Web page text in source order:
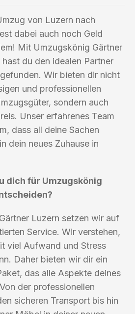
von Luzern nach
dabei auch noch Geld
Mit Umzugskönig Gärtner
du den idealen Partner
Wir bieten dir nicht
und professionellen
sondern auch
Unser erfahrenes Team
dass all deine Sachen
dein neues Zuhause in
dich für Umzugskönig
Luzern setzen wir auf
Service. Wir verstehen,
viel Aufwand und Stress
Daher bieten wir dir ein
das alle Aspekte deines
der professionellen
sicheren Transport bis hin